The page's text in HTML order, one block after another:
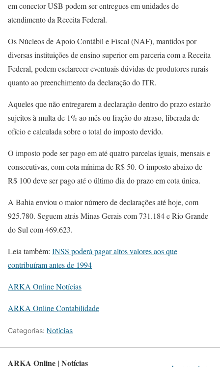
em conector USB podem ser entregues em unidades de
atendimento da Receita Federal.
Os Núcleos de Apoio Contábil e Fiscal (NAF), mantidos por
diversas instituições de ensino superior em parceria com a Receita
Federal, podem esclarecer eventuais dúvidas de produtores rurais
quanto ao preenchimento da declaração do ITR.
Aqueles que não entregarem a declaração dentro do prazo estarão
sujeitos à multa de 1% ao mês ou fração do atraso, liberada de
ofício e calculada sobre o total do imposto devido.
O imposto pode ser pago em até quatro parcelas iguais, mensais e
consecutivas, com cota mínima de R$ 50. O imposto abaixo de
R$ 100 deve ser pago até o último dia do prazo em cota única.
A Bahia enviou o maior número de declarações até hoje, com
925.780. Seguem atrás Minas Gerais com 731.184 e Rio Grande
do Sul com 469.623.
Leia também: INSS poderá pagar altos valores aos que
contribuíram antes de 1994
ARKA Online Notícias
ARKA Online Contabilidade
Categorias: Notícias
ARKA Online | Notícias